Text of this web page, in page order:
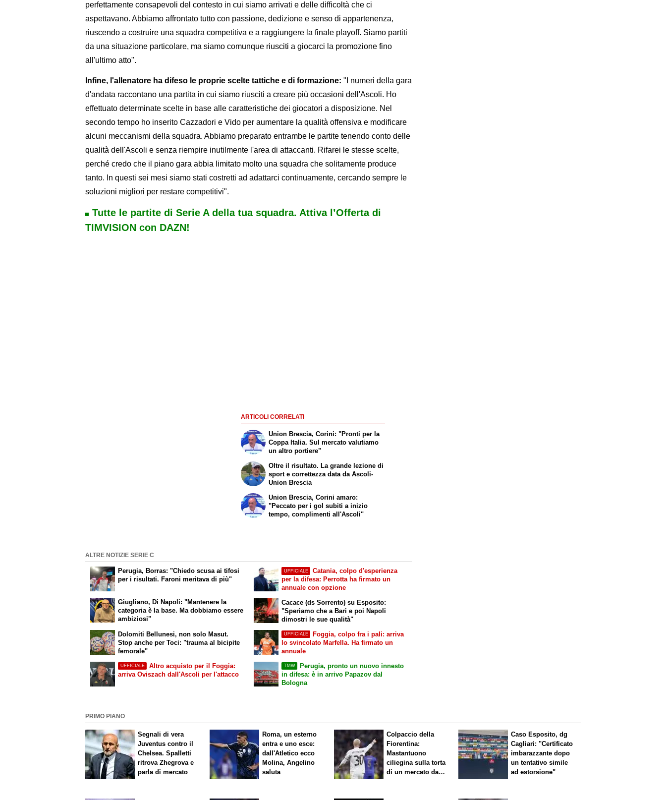
perfettamente consapevoli del contesto in cui siamo arrivati e delle difficoltà che ci
aspettavano. Abbiamo affrontato tutto con passione, dedizione e senso di appartenenza,
riuscendo a costruire una squadra competitiva e a raggiungere la finale playoff. Siamo partiti
da una situazione particolare, ma siamo comunque riusciti a giocarci la promozione fino
all'ultimo atto".
Infine, l'allenatore ha difeso le proprie scelte tattiche e di formazione: "I numeri della gara
d'andata raccontano una partita in cui siamo riusciti a creare più occasioni dell'Ascoli. Ho
effettuato determinate scelte in base alle caratteristiche dei giocatori a disposizione. Nel
secondo tempo ho inserito Cazzadori e Vido per aumentare la qualità offensiva e modificare
alcuni meccanismi della squadra. Abbiamo preparato entrambe le partite tenendo conto delle
qualità dell'Ascoli e senza riempire inutilmente l'area di attaccanti. Rifarei le stesse scelte,
perché credo che il piano gara abbia limitato molto una squadra che solitamente produce
tanto. In questi sei mesi siamo stati costretti ad adattarci continuamente, cercando sempre le
soluzioni migliori per restare competitivi".
Tutte le partite di Serie A della tua squadra. Attiva l’Offerta di
TIMVISION con DAZN!
ARTICOLI CORRELATI
Union Brescia, Corini: "Pronti per la
Coppa Italia. Sul mercato valutiamo
un altro portiere"
Oltre il risultato. La grande lezione di
sport e correttezza data da Ascoli-
Union Brescia
Union Brescia, Corini amaro:
"Peccato per i gol subiti a inizio
tempo, complimenti all'Ascoli"
ALTRE NOTIZIE SERIE C
Perugia, Borras: "Chiedo scusa ai tifosi
per i risultati. Faroni meritava di più"
Giugliano, Di Napoli: "Mantenere la
categoria è la base. Ma dobbiamo essere
ambiziosi"
UFFICIALE
Catania, colpo d'esperienza
per la difesa: Perrotta ha firmato un
annuale con opzione
Cacace (ds Sorrento) su Esposito:
"Speriamo che a Bari e poi Napoli
dimostri le sue qualità"
Dolomiti Bellunesi, non solo Masut.
Stop anche per Toci: "trauma al bicipite
femorale"
UFFICIALE
Altro acquisto per il Foggia:
arriva Oviszach dall'Ascoli per l'attacco
UFFICIALE
Foggia, colpo fra i pali: arriva
lo svincolato Marfella. Ha firmato un
annuale
TMW
Perugia, pronto un nuovo innesto
in difesa: è in arrivo Papazov dal
Bologna
PRIMO PIANO
Segnali di vera
Juventus contro il
Chelsea. Spalletti
ritrova Zhegrova e
parla di mercato
Roma, un esterno
entra e uno esce:
dall'Atletico ecco
Molina, Angelino
saluta
Colpaccio della
Fiorentina:
Mastantuono
ciliegina sulla torta
di un mercato da
Caso Esposito, dg
Cagliari: "Certificato
imbarazzante dopo
un tentativo simile
ad estorsione"